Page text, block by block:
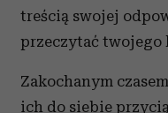
treścią swojej
przeczytać twojego
Zakochanym
ich do siebie